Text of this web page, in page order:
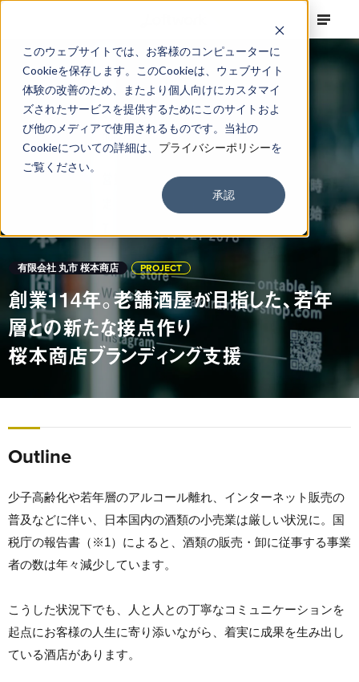
このウェブサイトでは、お客様のコンピューターに
Cookieを保存します。このCookieは、ウェブサイト
体験の改善のため、またより個人向けにカスタマイ
ズされたサービスを提供するためにこのサイトおよ
び他のメディアで使用されるものです。当社の
Cookieについての詳細は、 プライバシーポリシーを
ご覧ください。
承認
有限会社 丸市 桜本商店 PROJECT
創業114年。老舗酒屋が目指した、若年
層との新たな接点作り
桜本商店ブランディング支援
Outline
少子高齢化や若年層のアルコール離れ、インターネット販売の
普及などに伴い、日本国内の酒類の小売業は厳しい状況に。国
税庁の報告書（※1）によると、酒類の販売・卸に従事する事業
者の数は年々減少しています。
こうした状況下でも、人と人との丁寧なコミュニケーションを
起点にお客様の人生に寄り添いながら、着実に成果を生み出し
ている酒店があります。